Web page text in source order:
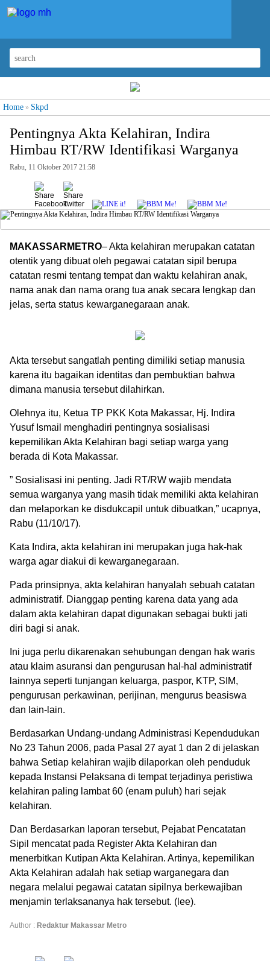
Home » Skpd
Pentingnya Akta Kelahiran, Indira
Himbau RT/RW Identifikasi Warganya
Rabu, 11 Oktober 2017 21:58
MAKASSARMETRO– Akta kelahiran merupakan catatan
otentik yang dibuat oleh pegawai catatan sipil berupa
catatan resmi tentang tempat dan waktu kelahiran anak,
nama anak dan nama orang tua anak secara lengkap dan
jelas, serta status kewarganegaraan anak.
Akta tersebut sangatlah penting dimiliki setiap manusia
karena itu bagaikan identitas dan pembuktian bahwa
dimana manusia tersebut dilahirkan.
Olehnya itu, Ketua TP PKK Kota Makassar, Hj. Indira
Yusuf Ismail menghadiri pentingnya sosialisasi
kepemilikan Akta Kelahiran bagi setiap warga yang
berada di Kota Makassar.
” Sosialisasi ini penting. Jadi RT/RW wajib mendata
semua warganya yang masih tidak memiliki akta kelahiran
dan melaporkan ke disdukcapil untuk dibuatkan,” ucapnya,
Rabu (11/10/17).
Kata Indira, akta kelahiran ini merupakan juga hak-hak
warga agar diakui di kewarganegaraan.
Pada prinsipnya, akta kelahiran hanyalah sebuah catatan
administratif. Dianggap penting karena data yang ada
dalam akta kelahiran dapat digunakan sebagai bukti jati
diri bagi si anak.
Ini juga perlu dikarenakan sehubungan dengan hak waris
atau klaim asuransi dan pengurusan hal-hal administratif
lainnya seperti tunjangan keluarga, paspor, KTP, SIM,
pengurusan perkawinan, perijinan, mengurus beasiswa
dan lain-lain.
Berdasarkan Undang-undang Administrasi Kependudukan
No 23 Tahun 2006, pada Pasal 27 ayat 1 dan 2 di jelaskan
bahwa Setiap kelahiran wajib dilaporkan oleh penduduk
kepada Instansi Pelaksana di tempat terjadinya peristiwa
kelahiran paling lambat 60 (enam puluh) hari sejak
kelahiran.
Dan Berdasarkan laporan tersebut, Pejabat Pencatatan
Sipil mencatat pada Register Akta Kelahiran dan
menerbitkan Kutipan Akta Kelahiran. Artinya, kepemilikan
Akta Kelahiran adalah hak setiap warganegara dan
negara melalui pegawai catatan sipilnya berkewajiban
menjamin terlaksananya hak tersebut. (lee).
Author : Redaktur Makassar Metro